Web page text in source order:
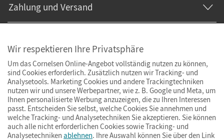
Zahlung und Versand
Wir respektieren Ihre Privatsphäre
Um das Cornelsen Online-Angebot vollständig nutzen zu können,
sind Cookies erforderlich. Zusätzlich nutzen wir Tracking- und
Analysetools. Marketing Cookies und andere Trackingtechniken
nutzen wir und unsere Werbepartner, wie z. B. Google und Meta, um
Ihnen personalisierte Werbung anzuzeigen, die zu Ihren Interessen
passt. Entscheiden Sie selbst, welche Cookies Sie annehmen und
welche Tracking- und Analysetechniken Sie akzeptieren. Sie können
auch alle nicht erforderlichen Cookies sowie Tracking- und
Analysetechniken ablehnen. Ihre Auswahl können Sie über den Link